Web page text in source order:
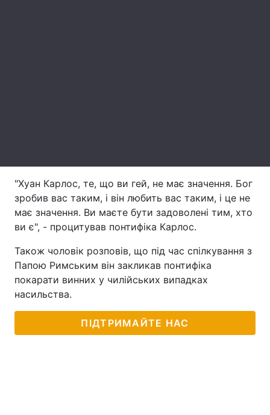
Відео з Youtube Статті
Інтерв'ю Думки
Вакансії
Контакти
Послуги
"Хуан Карлос, те, що ви гей, не має значення. Бог
зробив вас таким, і він любить вас таким, і це не
має значення. Ви маєте бути задоволені тим, хто
ви є", - процитував понтифіка Карлос.
Також чоловік розповів, що під час спілкування з
Папою Римським він закликав понтифіка
покарати винних у чилійських випадках
насильства.
ПІДТРИМАЙТЕ НАС